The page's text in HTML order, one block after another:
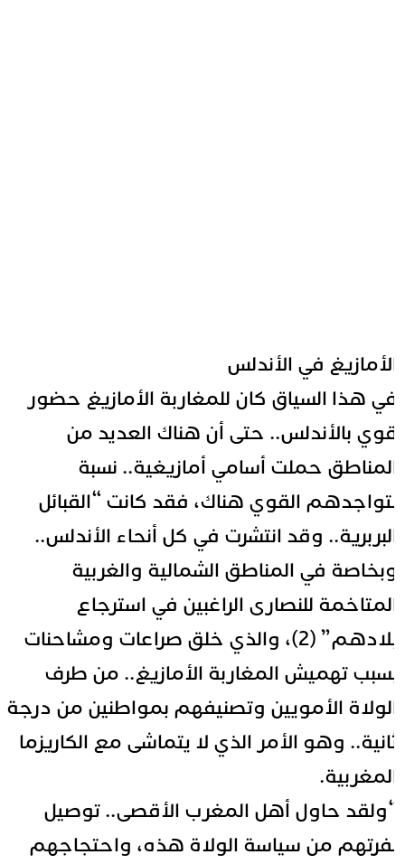
في الأندلس
هذا السياق كان للمغاربة الأمازيغ حضور
بالأندلس.. حتى أن هناك العديد من
حملت أسامي أمازيغية.. نسبة
القوي هناك، فقد كانت “القبائل
وقد انتشرت في كل أنحاء الأندلس..
في المناطق الشمالية والغربية
للنصارى الراغبين في استرجاع
بلادهم” (2)، والذي خلق صراعات ومشاحنات
تهميش المغاربة الأمازيغ.. من طرف
الأمويين وتصنيفهم بمواطنين من درجة
وهو الأمر الذي لا يتماشى مع الكاريزما
حاول أهل المغرب الأقصى.. توصيل
من سياسة الولاة هذه، واحتجاجهم